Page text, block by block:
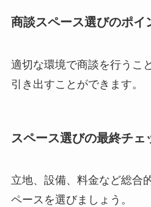
商談スペース選びのポイ
適切な環境で商談を行うこ
引き出すことができます。
スペース選びの最終チェ
立地、設備、料金など総合
ペースを選びましょう。